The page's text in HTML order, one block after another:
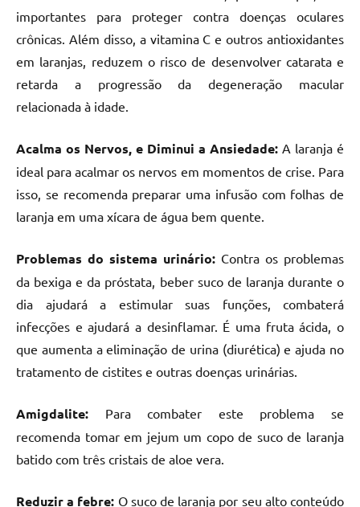
importantes para proteger contra doenças oculares
crônicas. Além disso, a vitamina C e outros antioxidantes
em laranjas, reduzem o risco de desenvolver catarata e
retarda a progressão da degeneração macular
relacionada à idade.
Acalma os Nervos, e Diminui a Ansiedade: A laranja é
ideal para acalmar os nervos em momentos de crise. Para
isso, se recomenda preparar uma infusão com folhas de
laranja em uma xícara de água bem quente.
Problemas do sistema urinário: Contra os problemas
da bexiga e da próstata, beber suco de laranja durante o
dia ajudará a estimular suas funções, combaterá
infecções e ajudará a desinflamar. É uma fruta ácida, o
que aumenta a eliminação de urina (diurética) e ajuda no
tratamento de cistites e outras doenças urinárias.
Amigdalite: Para combater este problema se
recomenda tomar em jejum um copo de suco de laranja
batido com três cristais de aloe vera.
Reduzir a febre: O suco de laranja por seu alto conteúdo